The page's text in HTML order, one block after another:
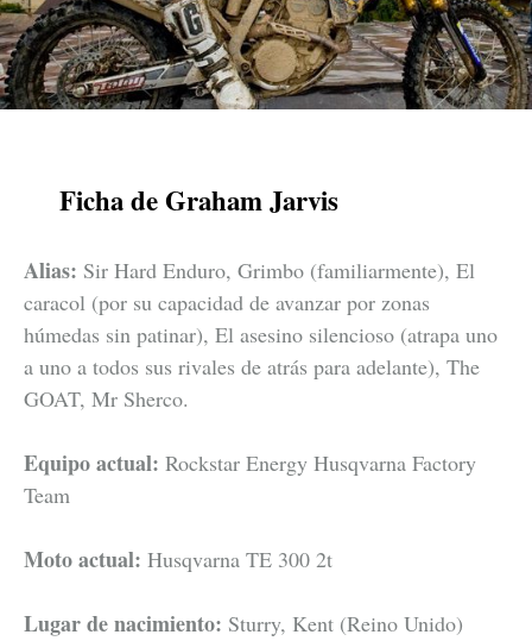
Ficha de Graham Jarvis
Alias: Sir Hard Enduro, Grimbo (familiarmente), El
caracol (por su capacidad de avanzar por zonas
húmedas sin patinar), El asesino silencioso (atrapa uno
a uno a todos sus rivales de atrás para adelante), The
GOAT, Mr Sherco.
Equipo actual: Rockstar Energy Husqvarna Factory
Team
Moto actual: Husqvarna TE 300 2t
Lugar de nacimiento: Sturry, Kent (Reino Unido)